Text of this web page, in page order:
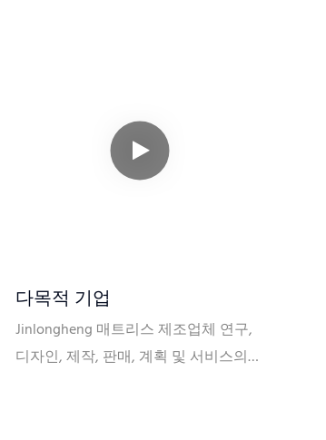
다목적 기업
Jinlongheng 매트리스 제조업체 연구,
디자인, 제작, 판매, 계획 및 서비스의